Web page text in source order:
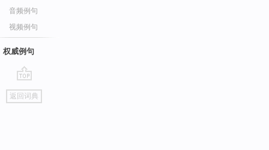
音频例句
视频例句
权威例句
go
top
返回词典